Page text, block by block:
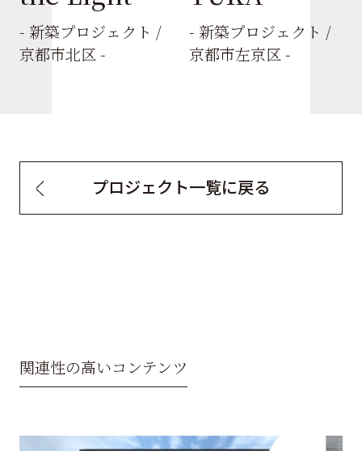
- 新築プロジェクト /
京都市北区 -
- 新築プロジェクト /
京都市左京区 -
プロジェクト一覧に戻る
関連性の高いコンテンツ